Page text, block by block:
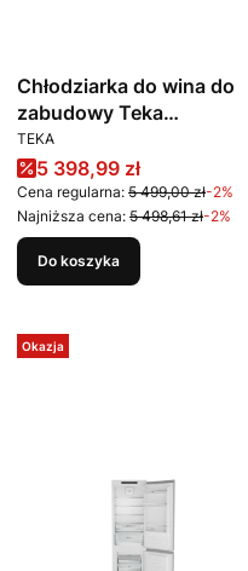
Chłodziarka do wina do
zabudowy Teka
Sommelier RVI 20046
GBK
PRODUCENT
TEKA
Cena promocyjna
5 398,99 zł
Cena regularna: 5 499,00 zł-2%
Najniższa cena: 5 498,61 zł-2%
Do koszyka
Okazja